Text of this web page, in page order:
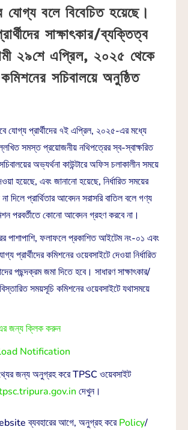
যোগ্য বলে বিবেচিত হয়েছে।
সাক্ষাৎকার/ব্যক্তিত্ব
২৯শে এপ্রিল, ২০২৫ থেকে
সচিবালয়ে অনুষ্ঠিত
যোগ্য প্রার্থীদের ৭ই এপ্রিল, ২০২৫-এর মধ্যে
সমস্ত প্রয়োজনীয় নথিপত্রের স্ব-স্বাক্ষরিত
অভ্যর্থনা কাউন্টারে অফিস চলাকালীন সময়ে
হয়েছে, এবং জানানো হয়েছে, নির্ধারিত সময়ের
দিলে প্রার্থিতার আবেদন সরাসরি বাতিল বলে গণ্য
পরবর্তীতে কোনো আবেদন গ্রহণ করবে না।
পাশাপাশি, ফলাফলে প্রকাশিত আইটেম নং-০১ এবং
প্রার্থীদের কমিশনের ওয়েবসাইটে দেওয়া নির্ধারিত
পছন্দক্রম জমা দিতে হবে। সাধারণ সাক্ষাৎকার/
সময়সূচি কমিশনের ওয়েবসাইটে যথাসময়ে
জন্য ক্লিক করুন
Notification
জন্য অনুগ্রহ করে TPSC ওয়েবসাইট
দেখুন।
ব্যবহারের আগে, অনুগ্রহ করেPolicy/